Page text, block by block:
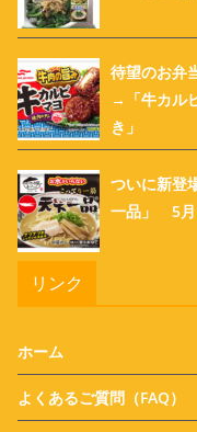
待望のお弁
→「牛カル
き」
ついに新
一品」 5月
リンク
ホーム
よくあるご質問（FAQ）